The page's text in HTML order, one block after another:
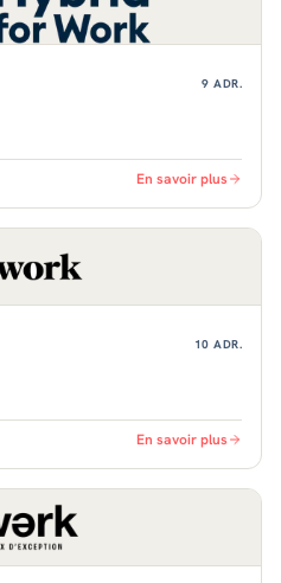
9 ADR.
En savoir plus
10 ADR.
En savoir plus